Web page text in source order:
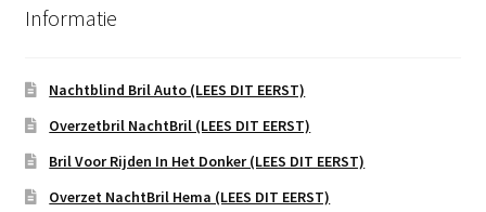
Informatie
Nachtblind Bril Auto (LEES DIT EERST)
Overzetbril NachtBril (LEES DIT EERST)
Bril Voor Rijden In Het Donker (LEES DIT EERST)
Overzet NachtBril Hema (LEES DIT EERST)